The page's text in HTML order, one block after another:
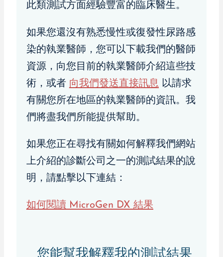
此類測試方面經驗豐富的臨床醫生。
如果您還沒有熟悉慢性或復發性尿路感
染的執業醫師，您可以下載我們的醫師
資源，向您目前的執業醫師介紹這些技
術，或者 向我們發送直接訊息 以請求
有關您所在地區的執業醫師的資訊。我
們將盡我們所能提供幫助。
如果您正在尋找有關如何解釋我們網站
上介紹的診斷公司之一的測試結果的說
明，請點擊以下連結：
如何閱讀 MicroGen DX 結果
您能幫我解釋我的測試結果